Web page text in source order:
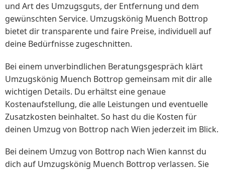
und Art des Umzugsguts, der Entfernung und dem
gewünschten Service. Umzugskönig Muench Bottrop
bietet dir transparente und faire Preise, individuell auf
deine Bedürfnisse zugeschnitten.
Bei einem unverbindlichen Beratungsgespräch klärt
Umzugskönig Muench Bottrop gemeinsam mit dir alle
wichtigen Details. Du erhältst eine genaue
Kostenaufstellung, die alle Leistungen und eventuelle
Zusatzkosten beinhaltet. So hast du die Kosten für
deinen Umzug von Bottrop nach Wien jederzeit im Blick.
Bei deinem Umzug von Bottrop nach Wien kannst du
dich auf Umzugskönig Muench Bottrop verlassen. Sie